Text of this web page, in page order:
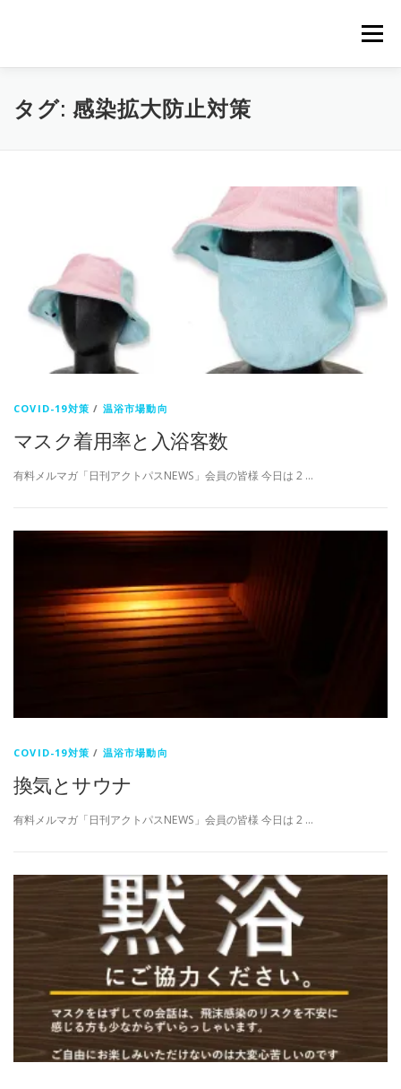
メニュー
｜HOME｜ 緊急無料公開記事
タグ: 感染拡大防止対策
COVID-19対策 / 温浴市場動向
マスク着用率と入浴客数
有料メルマガ「日刊アクトパスNEWS」会員の皆様 今日は 2 …
COVID-19対策 / 温浴市場動向
換気とサウナ
有料メルマガ「日刊アクトパスNEWS」会員の皆様 今日は 2 …